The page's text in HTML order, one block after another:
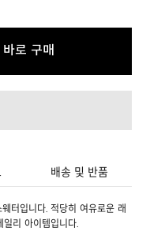
바로 구매
배송 및 반품
터입니다. 적당히 여유로운 래
리 아이템입니다.